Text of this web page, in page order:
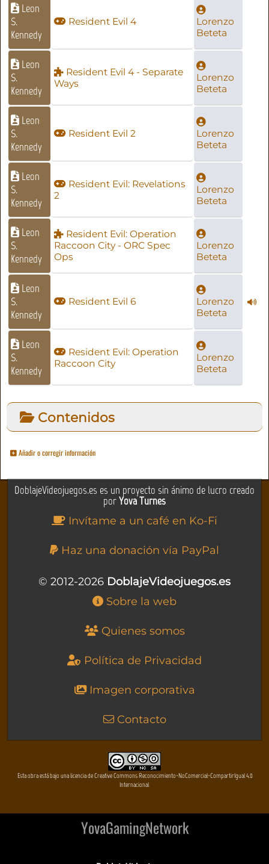
Leon
S.
Kennedy
Resident Evil 4
Lorenzo
Beteta
Leon
S.
Kennedy
Resident Evil 4 - Separate
Ways
Lorenzo
Beteta
Leon
S.
Kennedy
Resident Evil 2
Lorenzo
Beteta
Leon
S.
Kennedy
Resident Evil: Revelations
2
Lorenzo
Beteta
Leon
S.
Kennedy
Resident Evil: Operation
Raccoon City - ORC Spec
Ops
Lorenzo
Beteta
Leon
S.
Kennedy
Resident Evil 6
Lorenzo
Beteta
Leon
S.
Kennedy
Resident Evil: Operation
Raccoon City
Lorenzo
Beteta
Contenidos
Añadir o corregir información
DoblajeVideojuegos.es es un proyecto sin ánimo de lucro creado
porYova Turnes
Invítame a un café en Ko-Fi
Haz una donación vía PayPal
© 2012-2026 DoblajeVideojuegos.es
Sobre la web
Quienes somos
Política de Privacidad
Imagen corporativa
Contacto
Esta obra está bajo una licencia de Creative Commons Reconocimiento-NoComercial-CompartirIgual 4.0
Internacional
YovaGamingNetwork